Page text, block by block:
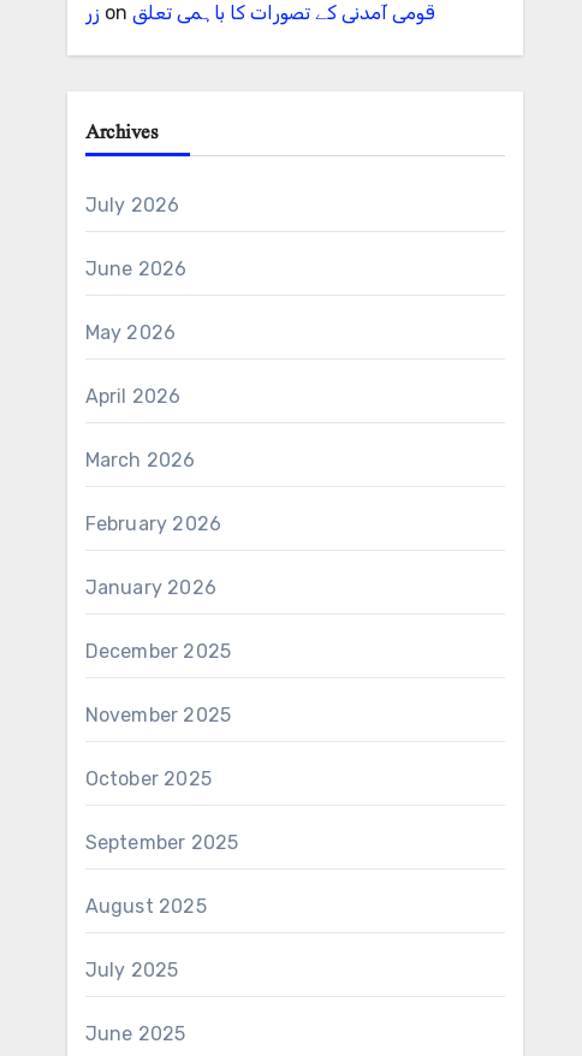
زر on قومی آمدنی کے تصورات کا باہمی تعلق
Archives
July 2026
June 2026
May 2026
April 2026
March 2026
February 2026
January 2026
December 2025
November 2025
October 2025
September 2025
August 2025
July 2025
June 2025